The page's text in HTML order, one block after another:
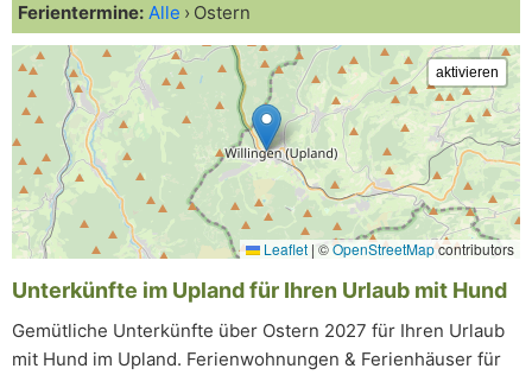
Ferientermine: Alle Ostern
Leaflet | ©OpenStreetMapcontributors
Unterkünfte im Upland für Ihren Urlaub mit Hund
Gemütliche Unterkünfte über Ostern 2027 für Ihren Urlaub
mit Hund im Upland. Ferienwohnungen & Ferienhäuser für